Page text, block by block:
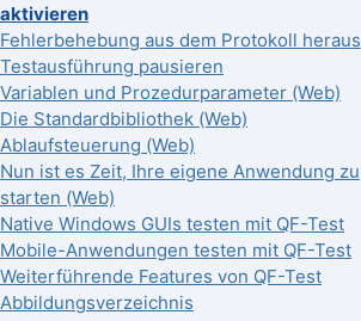
aktivieren
Fehlerbehebung aus dem Protokoll heraus
Testausführung pausieren
Variablen und Prozedurparameter (Web)
Die Standardbibliothek (Web)
Ablaufsteuerung (Web)
Nun ist es Zeit, Ihre eigene Anwendung zu
starten (Web)
Native Windows GUIs testen mit QF-Test
Mobile-Anwendungen testen mit QF-Test
Weiterführende Features von QF-Test
Abbildungsverzeichnis